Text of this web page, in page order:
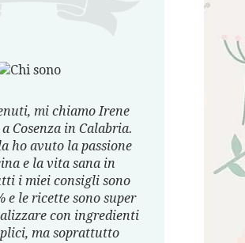
mi chiamo Irene
Cosenza in Calabria.
ho avuto la passione
e la vita sana in
i miei consigli sono
e le ricette sono super
con ingredienti
ma soprattutto